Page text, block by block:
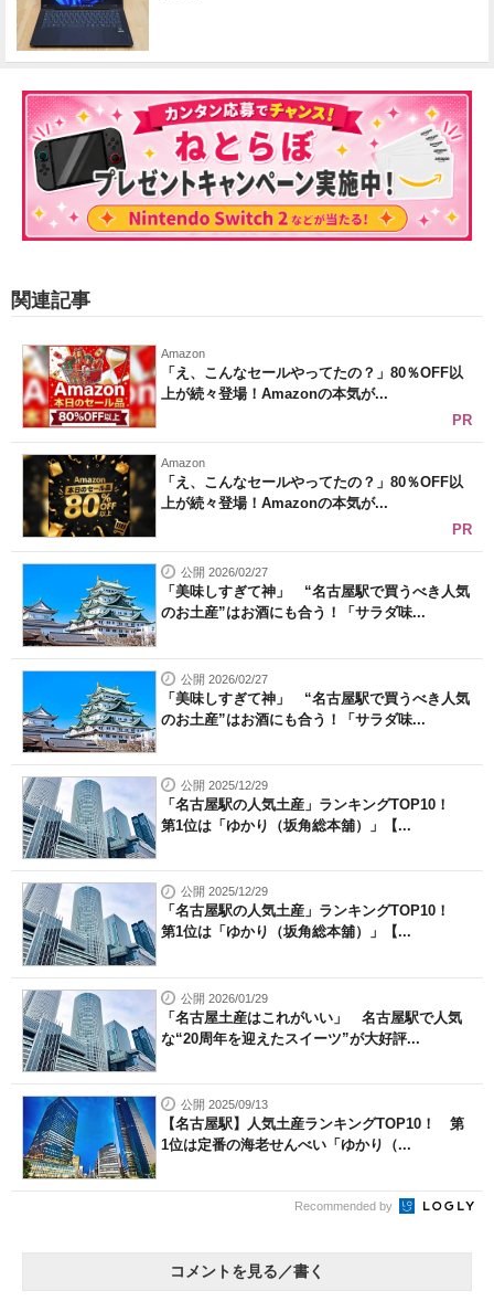
関連記事
Amazon
「え、こんなセールやってたの？」80％OFF以
上が続々登場！Amazonの本気が...
PR
Amazon
「え、こんなセールやってたの？」80％OFF以
上が続々登場！Amazonの本気が...
PR
公開 2026/02/27
「美味しすぎて神」 “名古屋駅で買うべき人気
のお土産”はお酒にも合う！「サラダ味...
公開 2026/02/27
「美味しすぎて神」 “名古屋駅で買うべき人気
のお土産”はお酒にも合う！「サラダ味...
公開 2025/12/29
「名古屋駅の人気土産」ランキングTOP10！
第1位は「ゆかり（坂角総本舖）」【...
公開 2025/12/29
「名古屋駅の人気土産」ランキングTOP10！
第1位は「ゆかり（坂角総本舖）」【...
公開 2026/01/29
「名古屋土産はこれがいい」 名古屋駅で人気
な“20周年を迎えたスイーツ”が大好評...
公開 2025/09/13
【名古屋駅】人気土産ランキングTOP10！ 第
1位は定番の海老せんべい「ゆかり（...
Recommended by
コメントを見る／書く